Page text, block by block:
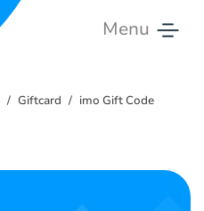
Menu
Giftcard imo Gift Code